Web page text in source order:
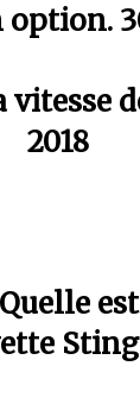
vitesse
2018